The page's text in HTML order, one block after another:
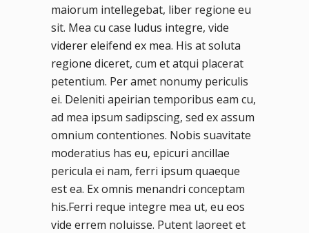
maiorum intellegebat, liber regione eu
sit. Mea cu case ludus integre, vide
viderer eleifend ex mea. His at soluta
regione diceret, cum et atqui placerat
petentium. Per amet nonumy periculis
ei. Deleniti apeirian temporibus eam cu,
ad mea ipsum sadipscing, sed ex assum
omnium contentiones. Nobis suavitate
moderatius has eu, epicuri ancillae
pericula ei nam, ferri ipsum quaeque
est ea. Ex omnis menandri conceptam
his.Ferri reque integre mea ut, eu eos
vide errem noluisse. Putent laoreet et